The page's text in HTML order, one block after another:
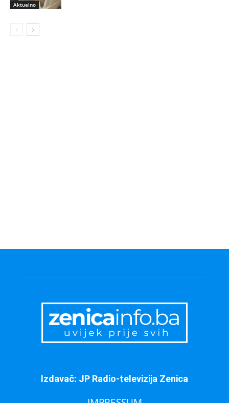
Aktuelno
Izdavač: JP Radio-televizija Zenica